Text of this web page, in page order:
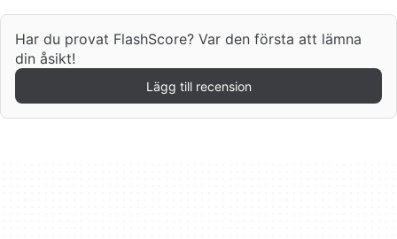
Har du provat FlashScore? Var den första att lämna
din åsikt!
Lägg till recension